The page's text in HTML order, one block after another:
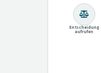
Entscheidung
aufrufen